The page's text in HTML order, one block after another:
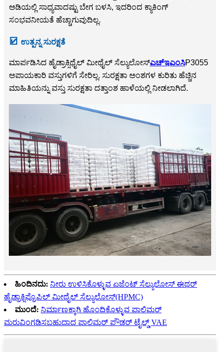
ಅಡಿಯಲ್ಲಿ ಸಾಧ್ಯವಾದಷ್ಟು ಬೇಗ ಬಳಸಿ, ಇದರಿಂದ ಕ್ಯಾಕಿಂಗ್
ಸಂಭವನೀಯತೆ ಹೆಚ್ಚಾಗುವುದಿಲ್ಲ.
☑ ಉತ್ಪನ್ನ ಸುರಕ್ಷತೆ
ಮಾರ್ಪಡಿಸಿದ ಹೈಡ್ರಾಕ್ಸಿಥೈಲ್ ಮೀಥೈಲ್ ಸೆಲ್ಯುಲೋಸ್ಎಚ್‌ಇಎಂಸಿP3055
ಅಪಾಯಕಾರಿ ವಸ್ತುಗಳಿಗೆ ಸೇರಿಲ್ಲ. ಸುರಕ್ಷತಾ ಅಂಶಗಳ ಕುರಿತು ಹೆಚ್ಚಿನ
ಮಾಹಿತಿಯನ್ನು ವಸ್ತು ಸುರಕ್ಷತಾ ದತ್ತಾಂಶ ಹಾಳೆಯಲ್ಲಿ ನೀಡಲಾಗಿದೆ.
ಹಿಂದಿನದು: ನೀರು ಉಳಿಸಿಕೊಳ್ಳುವ ಏಜೆಂಟ್ ಸೆಲ್ಯುಲೋಸ್ ಈಥರ್
ಹೈಡ್ರಾಕ್ಸಿಪ್ರೊಪಿಲ್ ಮೀಥೈಲ್ ಸೆಲ್ಯುಲೋಸ್(HPMC)
ಮುಂದೆ: ನಿರ್ಮಾಣಕ್ಕಾಗಿ ಹೊಂದಿಕೊಳ್ಳುವ ಪಾಲಿಮರ್
ಮರುವಿಂಗಡಿಸಬಹುದಾದ ಪಾಲಿಮರ್ ಪೌಡರ್ ಟೈಲ್ಡ್ VAE